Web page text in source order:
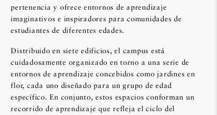
pertenencia y ofrece entornos de aprendizaje
imaginativos e inspiradores para comunidades de
estudiantes de diferentes edades.
Distribuido en siete edificios, el campus está
cuidadosamente organizado en torno a una serie de
entornos de aprendizaje concebidos como jardines en
flor, cada uno diseñado para un grupo de edad
específico. En conjunto, estos espacios conforman un
recorrido de aprendizaje que refleja el ciclo del